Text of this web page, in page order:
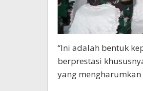
“Ini adalah bentuk
berprestasi
yang mengharumkan